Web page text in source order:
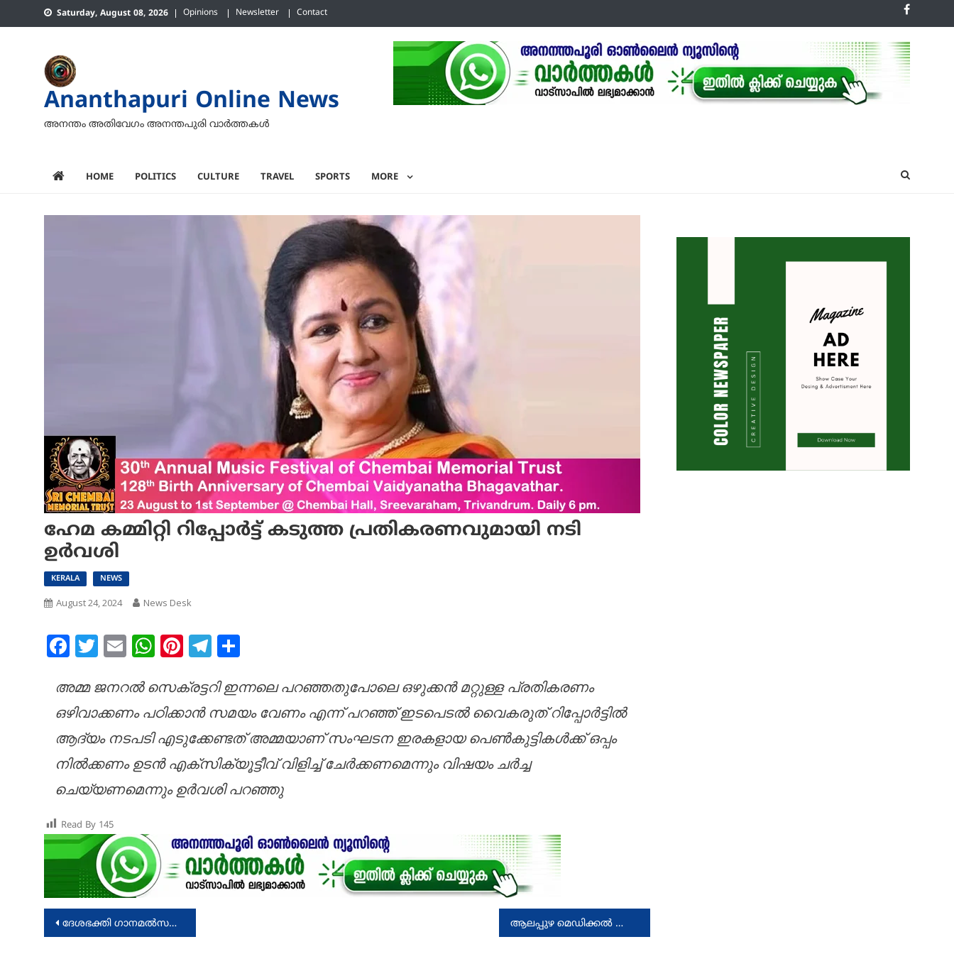
to
Saturday, August 08, 2026 Opinions Newsletter Contact
Ananthapuri Online News
അനന്തം അതിവേഗം അനന്തപുരി വാര്‍ത്തകള്‍
HOME POLITICS CULTURE TRAVEL SPORTS MORE
ഹേമ കമ്മിറ്റി റിപ്പോർട്ട് കടുത്ത പ്രതികരണവുമായി നടി
ഉർവശി
KERALA NEWS
August 24, 2024 News Desk
Facebook
Twitter
EmailWhatsApp
Pinterest
Telegram
അമ്മ ജനറൽ സെക്രട്ടറി ഇന്നലെ പറഞ്ഞതുപോലെ ഒഴുക്കൻ മറ്റുള്ള പ്രതികരണം
ഒഴിവാക്കണം പഠിക്കാൻ സമയം വേണം എന്ന് പറഞ്ഞ് ഇടപെടൽ വൈകരുത് റിപ്പോർട്ടിൽ
ആദ്യം നടപടി എടുക്കേണ്ടത് അമ്മയാണ് സംഘടന ഇരകളായ പെൺകുട്ടികൾക്ക് ഒപ്പം
നിൽക്കണം ഉടൻ എക്സിക്യൂട്ടീവ് വിളിച്ച് ചേർക്കണമെന്നും വിഷയം ചർച്ച
ചെയ്യണമെന്നും ഉർവശി പറഞ്ഞു
Read By 145
Post
ദേശഭക്തി ഗാനമൽസരം; ശ്രീനാരായണ പബ്ലിക് സ്കൂൾ ഒന്നാം സ്ഥാനം കരസ്ഥമാക്കി ആലപ്പുഴ മെഡിക്കല്‍ കോളേജ്: 2 പിജി സീറ്റുകള്‍ക്ക് അനുമതി